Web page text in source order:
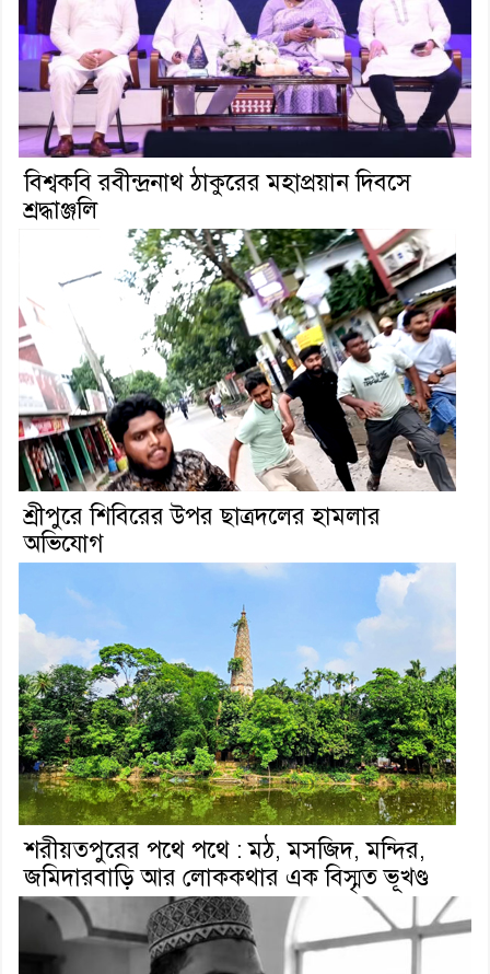
বিশ্বকবি রবীন্দ্রনাথ ঠাকুরের মহাপ্রয়ান দিবসে
শ্রদ্ধাঞ্জলি
শ্রীপুরে শিবিরের উপর ছাত্রদলের হামলার
অভিযোগ
শরীয়তপুরের পথে পথে : মঠ, মসজিদ, মন্দির,
জমিদারবাড়ি আর লোককথার এক বিস্মৃত ভূখণ্ড